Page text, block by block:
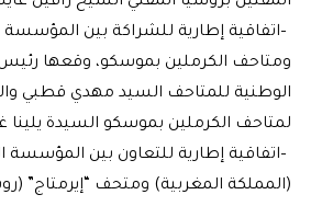
–اتفاقية إطارية للشراكة بين
ومتاحف الكرملين بموسكو، وقعها
الوطنية للمتاحف السيد مهدي قطبي
لمتاحف الكرملين بموسكو السيدة يلينا
–اتفاقية إطارية للتعاون بين المؤسسة
(المملكة المغربية) ومتحف “إيرمتاج”